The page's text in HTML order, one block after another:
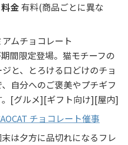
料金有料(商品ごとに異な
ムチョコレート
期間限定登場。猫モチーフの
と、とろける口どけのチョ
自分へのご褒美やプチギフ
。[グルメ][ギフト向け][屋内]
チョコレート催事
は夕方に品切れになるフレ